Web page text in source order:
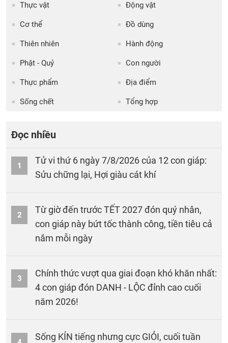
Thực vật Động vật
Cơ thể Đồ dùng
Thiên nhiên Hành động
Phật - Quỷ Con người
Thực phẩm Địa điểm
Sống chết Tổng hợp
Đọc nhiều
1
Tử vi thứ 6 ngày 7/8/2026 của 12 con giáp:
Sửu chững lại, Hợi giàu cát khí
2
Từ giờ đến trước TẾT 2027 đón quý nhân,
con giáp này bứt tốc thành công, tiền tiêu cả
nắm mỗi ngày
3
Chính thức vượt qua giai đoạn khó khăn nhất:
4 con giáp đón DANH - LỘC đỉnh cao cuối
năm 2026!
Sống KÍN tiếng nhưng cực GIỎI, cuối tuần